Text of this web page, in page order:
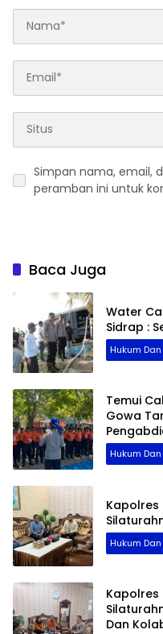
Simpan nama, email,
peramban ini untuk
Baca Juga
Water
Sidrap :
Hukum
Temui
Gowa
Hukum
Kapolres
Hukum
Kapolres
Dan